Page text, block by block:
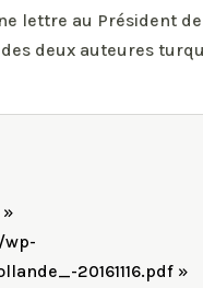
lettre au Président
deux auteures
wp-
20161116.pdf »